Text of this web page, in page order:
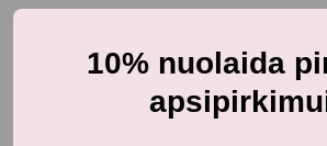
jūsų stiliaus!10% nuolaida